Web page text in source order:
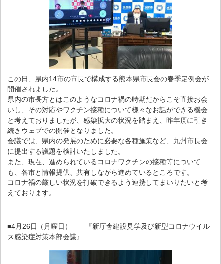
この日、県内14市の市長で構成する熊本県市長会の春季定例会が
開催されました。
県内の市長方とはこのようなコロナ禍の時期だからこそ直接お会
いし、その対応やワクチン接種について様々なお話ができる機会
と考えておりましたが、感染拡大の状況を踏まえ、昨年度に引き
続きウェブでの開催となりました。
会議では、県内の発展のために必要な各種施策など、九州市長会
に提出する議題を検討いたしました。
また、現在、進められているコロナワクチンの接種等について
も、各市と情報提供、共有しながら進めているところです。
コロナ禍の厳しい状況を打破できるよう連携してまいりたいと考
えております。
■4月26日（月曜日） 『新庁舎建設見学及び新型コロナウイル
ス感染症対策本部会議』